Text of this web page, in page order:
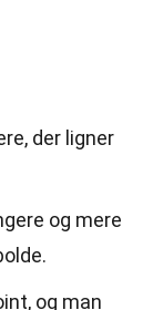
der ligner
og mere
og man